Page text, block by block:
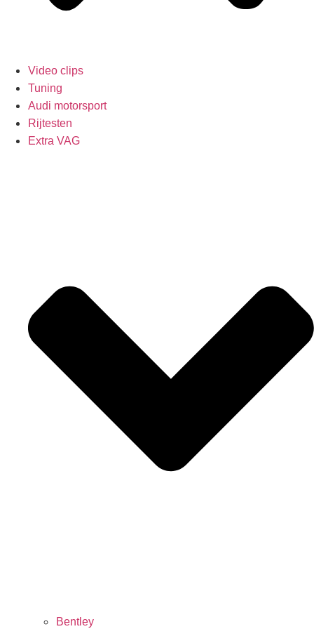
Video clips
Tuning
Audi motorsport
Rijtesten
Extra VAG
Bentley